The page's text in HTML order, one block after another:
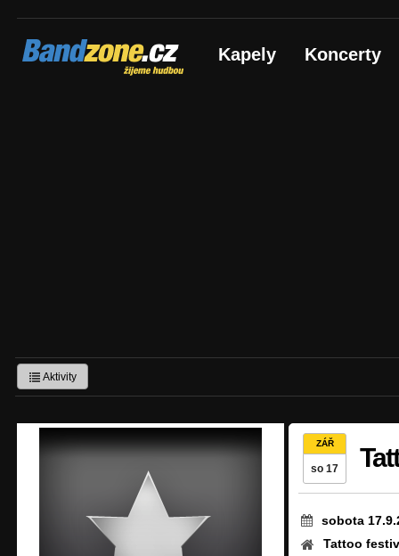
Bandzone.cz
žijeme hudbou Kapely Koncerty
Aktivity
ZÁŘ
so 17
sobota
Tattoo